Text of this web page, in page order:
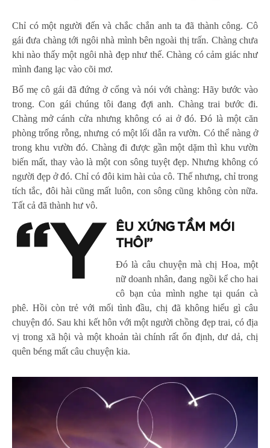
Chỉ có một người đến và chắc chắn anh ta đã thành công. Cô
gái đưa chàng tới ngôi nhà mình bên ngoài thị trấn. Chàng chưa
khi nào thấy một ngôi nhà đẹp như thế. Chàng có cảm giác như
mình đang lạc vào cõi mơ.
Bố mẹ cô gái đã đứng ở cổng và nói với chàng: Hãy bước vào
trong. Con gái chúng tôi đang đợi anh. Chàng trai bước đi.
Chàng mở cánh cửa nhưng không có ai ở đó. Đó là một căn
phòng trống rỗng, nhưng có một lối dẫn ra vườn. Có thể nàng ở
trong khu vườn đó. Chàng đi được gần một dặm thì khu vườn
biến mất, thay vào là một con sông tuyệt đẹp. Nhưng không có
người đẹp ở đó. Chỉ có đôi kim hài của cô. Thế nhưng, chỉ trong
tích tắc, đôi hài cũng mất luôn, con sông cũng không còn nữa.
Tất cả đã thành hư vô.
“Y
ÊU XỨNG TẦM MỚI
THÔI”
Đó là câu chuyện mà chị Hoa, một
nữ doanh nhân, đang ngồi kể cho hai
cô bạn của mình nghe tại quán cà
phê. Hồi còn trẻ với mối tình đầu, chị đã không hiểu gì câu
chuyện đó. Sau khi kết hôn với một người chồng đẹp trai, có địa
vị trong xã hội và một khoản tài chính rất ổn định, dư dả, chị
quên béng mất câu chuyện kia.